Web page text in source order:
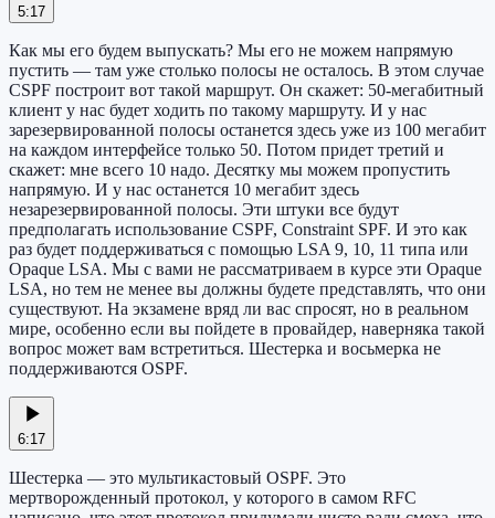
5:17
Как мы его будем выпускать? Мы его не можем напрямую
пустить — там уже столько полосы не осталось. В этом случае
CSPF построит вот такой маршрут. Он скажет: 50-мегабитный
клиент у нас будет ходить по такому маршруту. И у нас
зарезервированной полосы останется здесь уже из 100 мегабит
на каждом интерфейсе только 50. Потом придет третий и
скажет: мне всего 10 надо. Десятку мы можем пропустить
напрямую. И у нас останется 10 мегабит здесь
незарезервированной полосы. Эти штуки все будут
предполагать использование CSPF, Constraint SPF. И это как
раз будет поддерживаться с помощью LSA 9, 10, 11 типа или
Opaque LSA. Мы с вами не рассматриваем в курсе эти Opaque
LSA, но тем не менее вы должны будете представлять, что они
существуют. На экзамене вряд ли вас спросят, но в реальном
мире, особенно если вы пойдете в провайдер, наверняка такой
вопрос может вам встретиться. Шестерка и восьмерка не
поддерживаются OSPF.
6:17
Шестерка — это мультикастовый OSPF. Это
мертворожденный протокол, у которого в самом RFC